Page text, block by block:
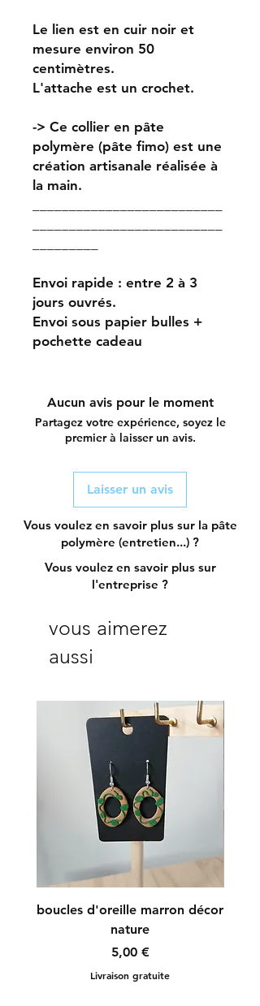
Le lien est en cuir noir et
mesure environ 50
centimètres.
L'attache est un crochet.
-> Ce collier en pâte
polymère (pâte fimo) est une
création artisanale réalisée à
la main.
Envoi rapide : entre 2 à 3
jours ouvrés.
Envoi sous papier bulles +
pochette cadeau
Aucun avis pour le moment
Partagez votre expérience, soyez le
premier à laisser un avis.
Laisser un avis
Vous voulez en savoir plus sur la pâte
polymère (entretien...) ?
Vous voulez en savoir plus sur
l'entreprise ?
vous aimerez
aussi
boucles d'oreille marron décor
nature
Prix
5,00 €
Livraison gratuite